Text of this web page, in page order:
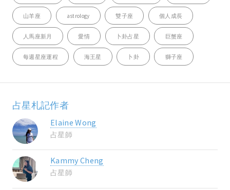
山羊座 astrology 雙子座 個人成長
人馬座新月 愛情 卜卦占星 巨蟹座
每週星座運程 海王星 卜卦 獅子座
占星札記作者
Elaine Wong
占星師
Kammy Cheng
占星師